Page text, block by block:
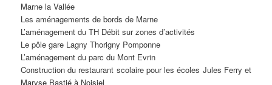
Marne la Vallée
Les aménagements de bords de Marne
L’aménagement du TH Débit sur zones d’activités
Le pôle gare Lagny Thorigny Pomponne
L’aménagement du parc du Mont Evrin
Construction du restaurant scolaire pour les écoles Jules Ferry et
Maryse Bastié à Noisiel